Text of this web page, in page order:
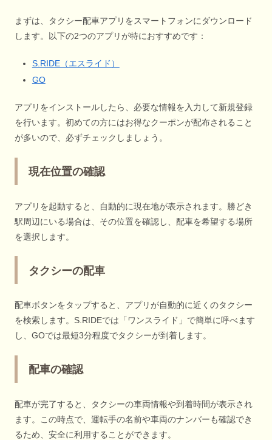
まずは、タクシー配車アプリをスマートフォンにダウンロード
します。以下の2つのアプリが特におすすめです：
S.RIDE（エスライド）
GO
アプリをインストールしたら、必要な情報を入力して新規登録
を行います。初めての方にはお得なクーポンが配布されること
が多いので、必ずチェックしましょう。
現在位置の確認
アプリを起動すると、自動的に現在地が表示されます。勝どき
駅周辺にいる場合は、その位置を確認し、配車を希望する場所
を選択します。
タクシーの配車
配車ボタンをタップすると、アプリが自動的に近くのタクシー
を検索します。S.RIDEでは「ワンスライド」で簡単に呼べます
し、GOでは最短3分程度でタクシーが到着します。
配車の確認
配車が完了すると、タクシーの車両情報や到着時間が表示され
ます。この時点で、運転手の名前や車両のナンバーも確認でき
るため、安全に利用することができます。